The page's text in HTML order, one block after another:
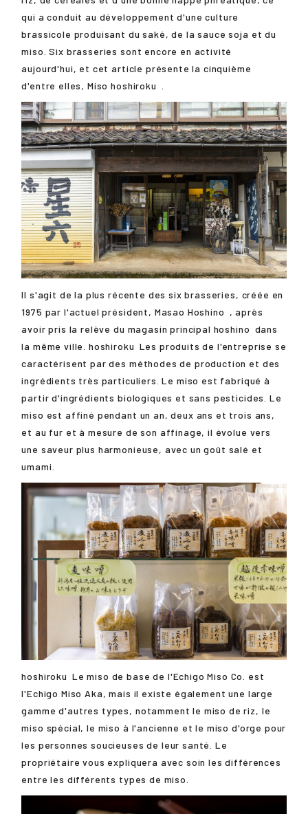
qui a conduit au développement d'une culture
brassicole produisant du saké, de la sauce soja et du
miso. Six brasseries sont encore en activité
aujourd'hui, et cet article présente la cinquième
d'entre elles, Misohoshiroku
Il s'agit de la plus récente des six brasseries, créée en
1975 par l'actuel président, Masao Hoshino , après
avoir pris la relève du magasin principal hoshino dans
la même ville. hoshiroku Les produits de l'entreprise se
caractérisent par des méthodes de production et des
ingrédients très particuliers. Le miso est fabriqué à
partir d'ingrédients biologiques et sans pesticides. Le
miso est affiné pendant un an, deux ans et trois ans,
et au fur et à mesure de son affinage, il évolue vers
une saveur plus harmonieuse, avec un goût salé et
umami.
hoshiroku Le miso de base de l'Echigo Miso Co. est
l'Echigo Miso Aka, mais il existe également une large
gamme d'autres types, notamment le miso de riz, le
miso spécial, le miso à l'ancienne et le miso d'orge pour
les personnes soucieuses de leur santé. Le
propriétaire vous expliquera avec soin les différences
entre les différents types de miso.